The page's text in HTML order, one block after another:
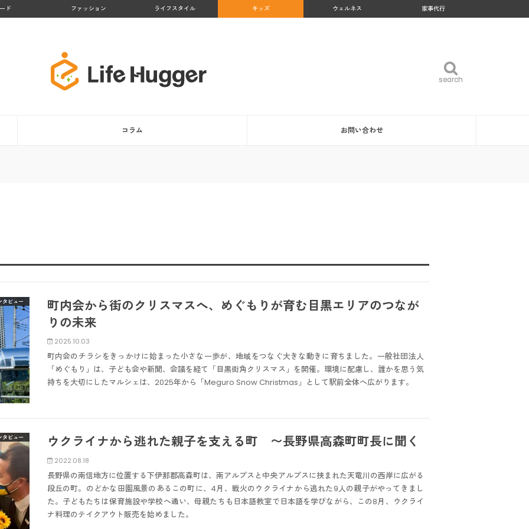
ド ファッション ライフスタイル キッズ ウェルネス 家事代行
search
search
コラム お問い合わせ
タビュー
町内会から街のクリスマスへ、めぐもりが育む目黒エリアのつなが
りの未来
2025.10.03
町内会のチラシをきっかけに始まった小さな一歩が、地域をつなぐ大きな動きに育ちました。一般社団法人
「めぐもり」は、子ども会や新聞、会議を経て「目黒街角クリスマス」を開催。環境に配慮し、誰かを思う気
持ちを大切にしたマルシェは、2025年から「Meguro Snow Christmas」として駅前全体へ広がります。
タビュー ウクライナから逃れた親子を支える町 〜長野県高森町町長に聞く
2022.08.18
長野県の南信地方に位置する下伊那郡高森町は、南アルプスと中央アルプスに挟まれた天竜川の西岸に広がる
段丘の町。のどかな田園風景のあるこの町に、4月、戦火のウクライナから逃れた9人の親子がやってきまし
た。子どもたちは保育施設や学校へ通い、母親たちも日本語教室で日本語を学びながら、この8月、ウクライ
ナ料理のテイクアウト販売を始めました。